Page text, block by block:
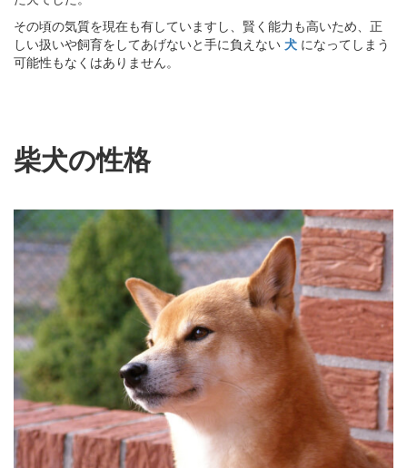
その頃の気質を現在も有していますし、賢く能力も高いため、正
しい扱いや飼育をしてあげないと手に負えない 犬 になってしまう
可能性もなくはありません。
柴犬の性格